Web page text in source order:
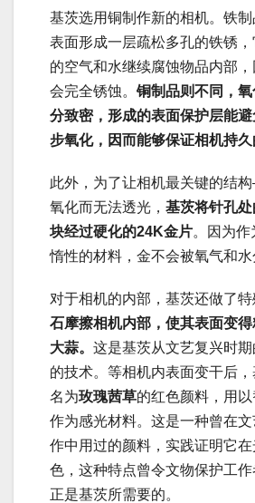
基茨选用铜制作新的相机。铁
表面形成一层疏松多孔的铁锈
的空气和水继续腐蚀物品内部
会完全锈蚀。 铜制品则不同，
分致密，形成的表面保护层能
步氧化，因而能够保证相机持久
此外，为了让相机最关键的结
氧化而无法透光， 基茨将针孔
块经过硬化的24K金片。因为作
惰性的材料，金不会被氧气和水
对于相机的内部，基茨还做了特
石摩擦相机内部，使其表面变
大蒜。 这是基茨从文艺复兴时期
的技术。等相机内表面变干后
名为玫瑰茜草的红色颜料，用
作为感光材料。这是一种曾在
作中用过的颜料，实践证明它
色，这种特点曾令文物保护工
正是基茨所需要的。